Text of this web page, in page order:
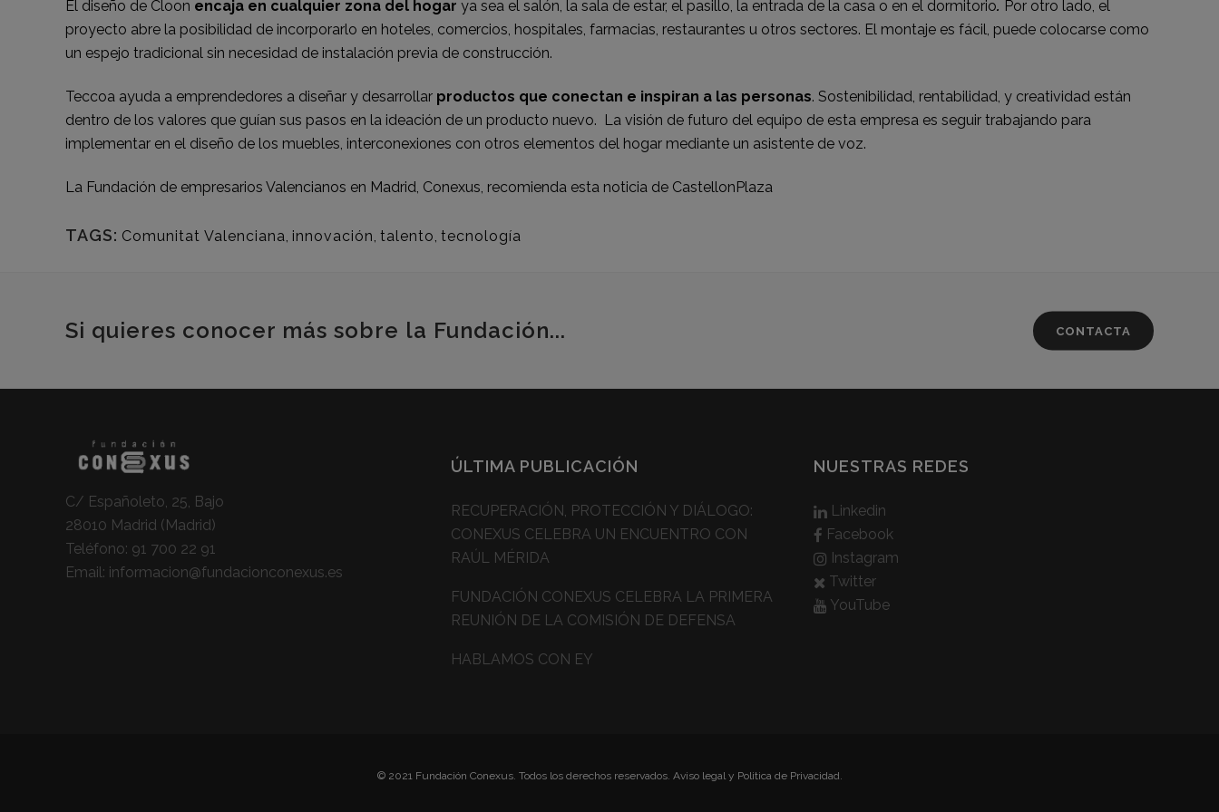
El diseño de Cloon encaja en cualquier zona del hogar ya sea el salón, la sala de estar, el pasillo, la entrada de la casa o en el dormitorio. Por otro lado, el
proyecto abre la posibilidad de incorporarlo en hoteles, comercios, hospitales, farmacias, restaurantes u otros sectores. El montaje es fácil, puede colocarse como
un espejo tradicional sin necesidad de instalación previa de construcción.
Teccoa ayuda a emprendedores a diseñar y desarrollar productos que conectan e inspiran a las personas. Sostenibilidad, rentabilidad, y creatividad están
dentro de los valores que guían sus pasos en la ideación de un producto nuevo. La visión de futuro del equipo de esta empresa es seguir trabajando para
implementar en el diseño de los muebles, interconexiones con otros elementos del hogar mediante un asistente de voz.
La Fundación de empresarios Valencianos en Madrid, Conexus, recomienda esta noticia de CastellonPlaza
TAGS: Comunitat Valenciana innovación talento tecnología
Si quieres conocer más sobre la Fundación... CONTACTA
C/ Españoleto, 25, Bajo
28010 Madrid (Madrid)
Teléfono: 91 700 22 91
Email: informacion@fundacionconexus.es
ÚLTIMA PUBLICACIÓN
RECUPERACIÓN, PROTECCIÓN Y DIÁLOGO:
CONEXUS CELEBRA UN ENCUENTRO CON
RAÚL MÉRIDA
FUNDACIÓN CONEXUS CELEBRA LA PRIMERA
REUNIÓN DE LA COMISIÓN DE DEFENSA
HABLAMOS CON EY
NUESTRAS REDES
Linkedin
Facebook
Instagram
Twitter
YouTube
© 2021 Fundación Conexus. Todos los derechos reservados. Aviso legal y Politica de Privacidad.